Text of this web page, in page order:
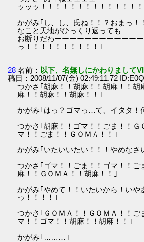
ッッッ！！！！！！！！！！！！！
かがみ｢し、し、氏ね！！？おまっ！
なこと天地がひっくり返っても
お断りだわーーーーーーーーーーー
っ！！！！！！！！！！｣
28 名前： 以下、名無しにかわりまして
稿日：2008/11/07(金) 02:49:11.72
つかさ｢胡麻！！胡麻！！胡麻！！胡
麻！！胡麻！！胡麻！！｣
かがみ｢はっ？ゴマっ…て、イタタ！
つかさ｢胡麻！！ゴマ！！ごま！！Ｇ
マ！！ごま！！ＧＯＭＡ！！｣
かがみ｢いたいいたい！！！やめなさ
つかさ｢ゴマ！！ごま！！ゴマ！！ご
麻！！ＧＯＭＡ！！胡麻！！｣
かがみ｢やめて！！いたいから！いや
っ！！！！｣
つかさ｢ＧＯＭＡ！！ＧＯＭＡ！！ご
マ！！ゴマ！！胡麻！！胡麻！！｣
かがみ｢………｣